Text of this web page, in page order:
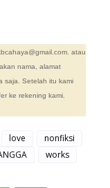
atau
nama, alamat
saja. Setelah itu kami
ke rekening kami.
love
nonfiksi
works